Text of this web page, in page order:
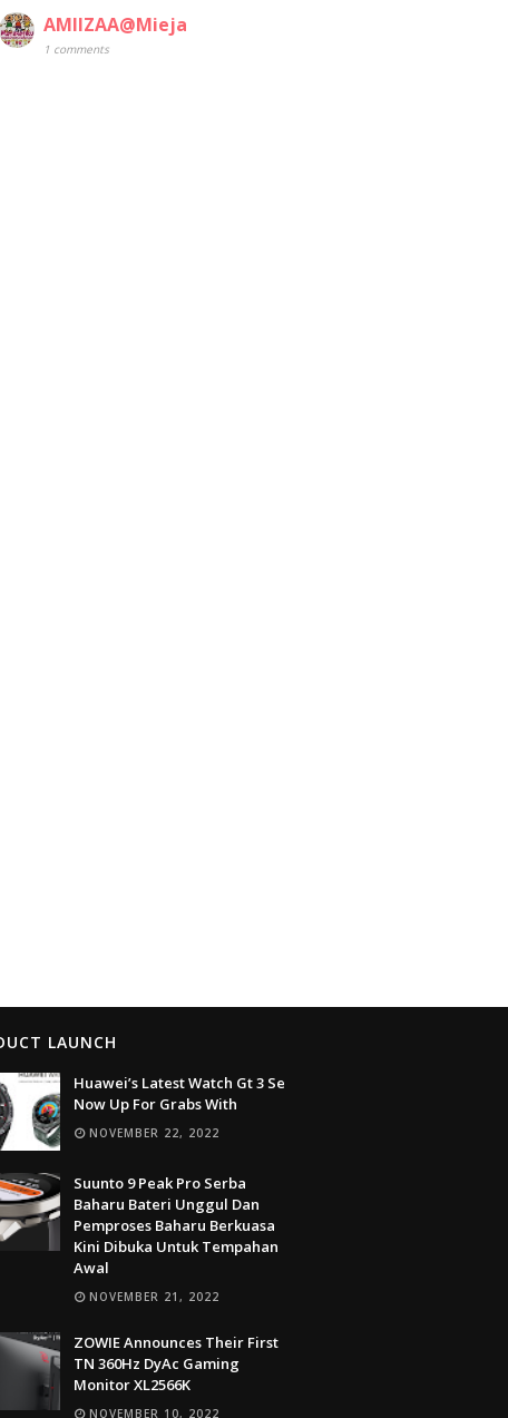
AMIIZAA@Mieja
1 comments
LAUNCH
Huawei’s Latest Watch Gt 3 Se
Now Up For Grabs With
NOVEMBER 22, 2022
Suunto 9 Peak Pro Serba
Baharu Bateri Unggul Dan
Pemproses Baharu Berkuasa
Kini Dibuka Untuk Tempahan
Awal
NOVEMBER 21, 2022
ZOWIE Announces Their First
TN 360Hz DyAc Gaming
Monitor XL2566K
NOVEMBER 10, 2022